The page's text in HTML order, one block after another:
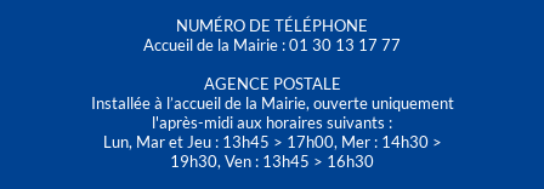
NUMÉRO DE TÉLÉPHONE
Accueil de la Mairie : 01 30 13 17 77
AGENCE POSTALE
Installée à l’accueil de la Mairie, ouverte uniquement
l'après-midi aux horaires suivants :
Lun, Mar et Jeu : 13h45 > 17h00, Mer : 14h30 >
19h30, Ven : 13h45 > 16h30